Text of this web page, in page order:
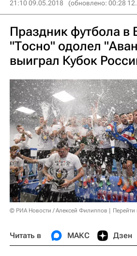
21:10 09.05.2018 (обновлено: 00:28
Праздник футбола в
"Тосно" одолел
выиграл Кубок
© РИА Новости / Алексей Филиппов
Читать в МАКС Дзен